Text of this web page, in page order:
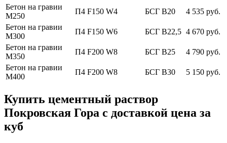
Бетон на гравии
М250
П4 F150 W4 БСГ В20
4 535 руб.
Бетон на гравии
М300
П4 F150 W6 БСГ В22,5 4 670 руб.
Бетон на гравии
М350
П4 F200 W8 БСГ В25
4 790 руб.
Бетон на гравии
М400
П4 F200 W8 БСГ В30 5 150 руб.
Купить цементный раствор
Покровская Гора с доставкой цена за
куб